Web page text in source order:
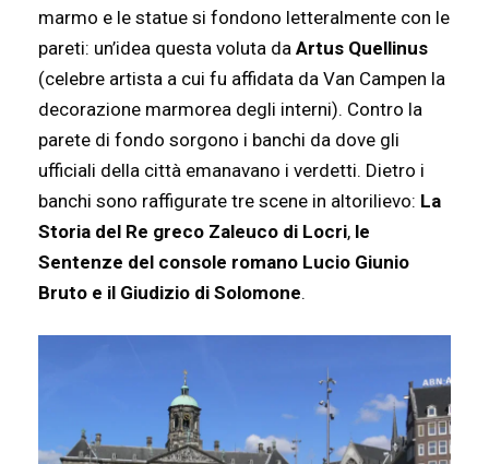
marmo e le statue si fondono letteralmente con le
pareti: un’idea questa voluta da Artus Quellinus
(celebre artista a cui fu affidata da Van Campen la
decorazione marmorea degli interni). Contro la
parete di fondo sorgono i banchi da dove gli
ufficiali della città emanavano i verdetti. Dietro i
banchi sono raffigurate tre scene in altorilievo: La
Storia del Re greco Zaleuco di Locri, le
Sentenze del console romano Lucio Giunio
Bruto e il Giudizio di Solomone.